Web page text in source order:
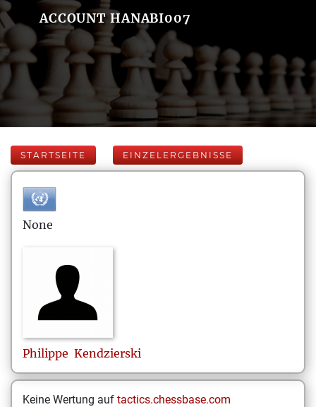
ACCOUNT HANABI007
STARTSEITE EINZELERGEBNISSE
None
Philippe Kendzierski
Keine Wertung auf tactics.chessbase.com